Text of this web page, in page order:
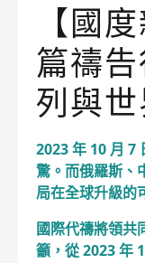
【國
篇禱
列與
2023 年 10 月 7
驚。而俄羅斯、
局在全球升級的
國際代禱將領共
籲，從 2023 年